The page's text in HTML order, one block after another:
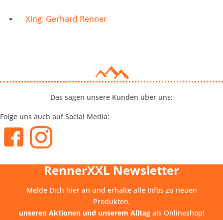
Xing: Gerhard Renner
Das sagen unsere Kunden über uns:
Folge uns auch auf Social Media:
RennerXXL Newsletter
Melde Dich hier an und erhalte alle Infos zu neuen
Produkten,
unseren Aktionen und unserem Alltagals Onlineshop!